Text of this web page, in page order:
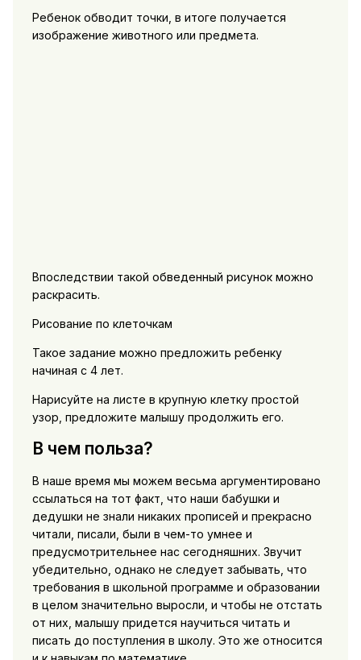
Ребенок обводит точки, в итоге получается
изображение животного или предмета.
Впоследствии такой обведенный рисунок можно
раскрасить.
Рисование по клеточкам
Такое задание можно предложить ребенку
начиная с 4 лет.
Нарисуйте на листе в крупную клетку простой
узор, предложите малышу продолжить его.
В чем польза?
В наше время мы можем весьма аргументировано
ссылаться на тот факт, что наши бабушки и
дедушки не знали никаких прописей и прекрасно
читали, писали, были в чем-то умнее и
предусмотрительнее нас сегодняшних. Звучит
убедительно, однако не следует забывать, что
требования в школьной программе и образовании
в целом значительно выросли, и чтобы не отстать
от них, малышу придется научиться читать и
писать до поступления в школу. Это же относится